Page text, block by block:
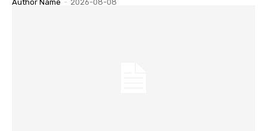
Author Name - 2026-08-08